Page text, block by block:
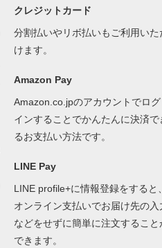
クレジットカード
分割払いやリボ払いもご利用いた
けます。
Amazon Pay
Amazon.co.jpのアカウントでログ
インすることでかんたんに決済で
るお支払い方法です。
LINE Pay
LINE profile+に情報登録をすると
オンライン支払いでお届け先の入
などをせずに簡単に注文すること
できます。